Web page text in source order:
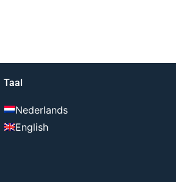
Taal
Nederlands
English